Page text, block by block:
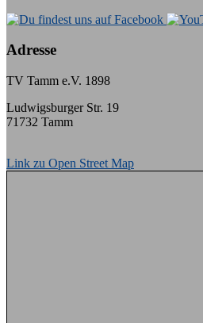
Adresse
TV Tamm e.V. 1898
Ludwigsburger Str. 19
71732 Tamm
Link zu Open Street Map